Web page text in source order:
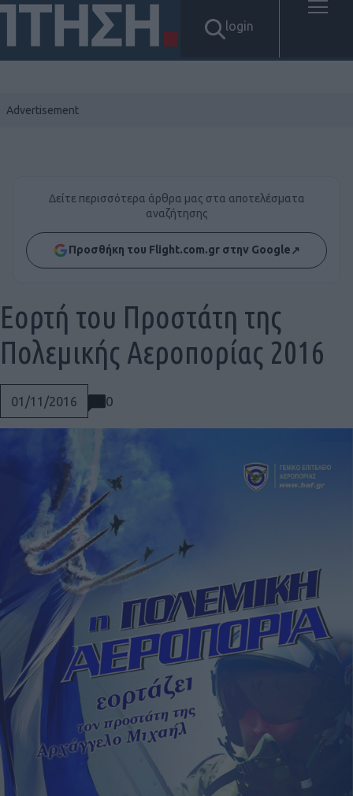
login
Social
Δείτε περισσότερα άρθρα μας στα αποτελέσματα
αναζήτησης
Προσθήκη του Flight.com.gr στην Google↗
01/11/2016 0
Εορτή του Προστάτη της
Πολεμικής Αεροπορίας 2016